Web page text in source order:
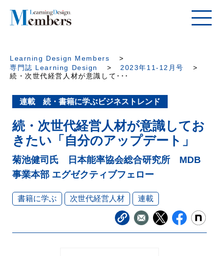
Learning Design Members
専門誌 Learning Design
2023年11-12月号
続・次世代経営人材が意識して･･･
連載 続・書籍に学ぶビジネストレンド
続・次世代経営人材が意識してお
きたい「自分のアップデート」
菊池健司氏 日本能率協会総合研究所 MDB
事業本部 エグゼクティブフェロー
書籍に学ぶ 次世代経営人材 連載